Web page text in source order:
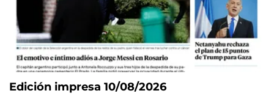
Edición impresa 10/08/2026